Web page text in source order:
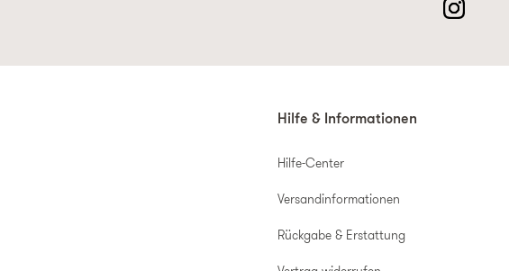
Hilfe & Informationen
Hilfe-Center
Versandinformationen
Rückgabe & Erstattung